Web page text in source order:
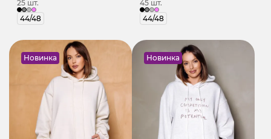
25 шт.
44/48
45 шт.
44/48
Новинка Новинка